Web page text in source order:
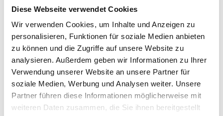
Diese Webseite verwendet Cookies
Wir verwenden Cookies, um Inhalte und Anzeigen zu
personalisieren, Funktionen für soziale Medien anbieten
zu können und die Zugriffe auf unsere Website zu
analysieren. Außerdem geben wir Informationen zu Ihrer
Verwendung unserer Website an unsere Partner für
soziale Medien, Werbung und Analysen weiter. Unsere
Partner führen diese Informationen möglicherweise mit
weiteren Daten zusammen, die Sie ihnen bereitgestellt
Drahtseilklemme bit tiefe Fassung
7mm
0 klantbeoordelingen
3,95 Auf Lager
Werktags vor 15:00 Uhr bestellt? Am nächsten